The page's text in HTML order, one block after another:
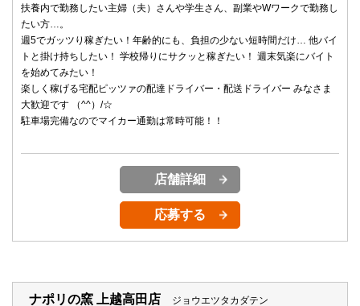
扶養内で勤務したい主婦（夫）さんや学生さん、副業やWワークで勤務し
たい方…。
週5でガッツり稼ぎたい！年齢的にも、負担の少ない短時間だけ… 他バイ
トと掛け持ちしたい！ 学校帰りにサクッと稼ぎたい！ 週末気楽にバイト
を始めてみたい！
楽しく稼げる宅配ピッツァの配達ドライバー・配送ドライバー みなさま
大歓迎です （^^）/☆
駐車場完備なのでマイカー通勤は常時可能！！
店舗詳細
応募する
ナポリの窯 上越高田店 ジョウエツタカダテン